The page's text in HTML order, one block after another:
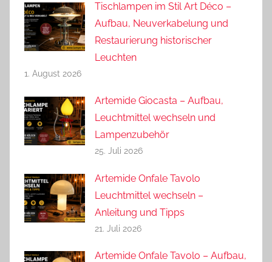
Tischlampen im Stil Art Déco –
Aufbau, Neuverkabelung und
Restaurierung historischer
Leuchten
1. August 2026
Artemide Giocasta – Aufbau,
Leuchtmittel wechseln und
Lampenzubehör
25. Juli 2026
Artemide Onfale Tavolo
Leuchtmittel wechseln –
Anleitung und Tipps
21. Juli 2026
Artemide Onfale Tavolo – Aufbau,